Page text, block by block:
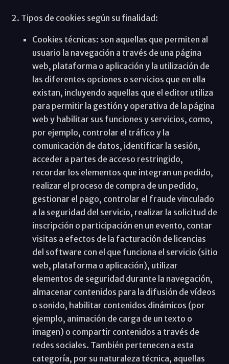
2. Tipos de cookies según su finalidad:
Cookies técnicas: son aquellas que permiten al
usuario la navegación a través de una página
web, plataforma o aplicación y la utilización de
las diferentes opciones o servicios que en ella
existan, incluyendo aquellas que el editor utiliza
para permitir la gestión y operativa de la página
web y habilitar sus funciones y servicios, como,
por ejemplo, controlar el tráfico y la
comunicación de datos, identificar la sesión,
acceder a partes de acceso restringido,
recordar los elementos que integran un pedido,
realizar el proceso de compra de un pedido,
gestionar el pago, controlar el fraude vinculado
a la seguridad del servicio, realizar la solicitud de
inscripción o participación en un evento, contar
visitas a efectos de la facturación de licencias
del software con el que funciona el servicio (sitio
web, plataforma o aplicación), utilizar
elementos de seguridad durante la navegación,
almacenar contenidos para la difusión de vídeos
o sonido, habilitar contenidos dinámicos (por
ejemplo, animación de carga de un texto o
imagen) o compartir contenidos a través de
redes sociales. También pertenecen a esta
categoría, por su naturaleza técnica, aquellas